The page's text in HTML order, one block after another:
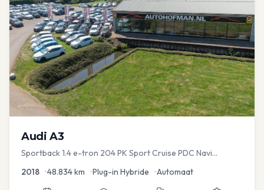
Audi A3
Sportback 1.4 e-tron 204 PK Sport Cruise PDC Navi
2018 •48.834km •Plug-in Hybride •Automaat